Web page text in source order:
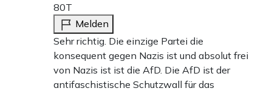
80T
Melden
Sehr richtig. Die einzige Partei die
konsequent gegen Nazis ist und absolut frei
von Nazis ist ist die AfD. Die AfD ist der
antifaschistische Schutzwall für das